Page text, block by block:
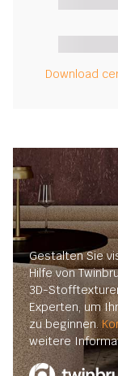
Download
Gestalten Sie
Hilfe von
3D-
Experten, um
zu beginnen.
weitere